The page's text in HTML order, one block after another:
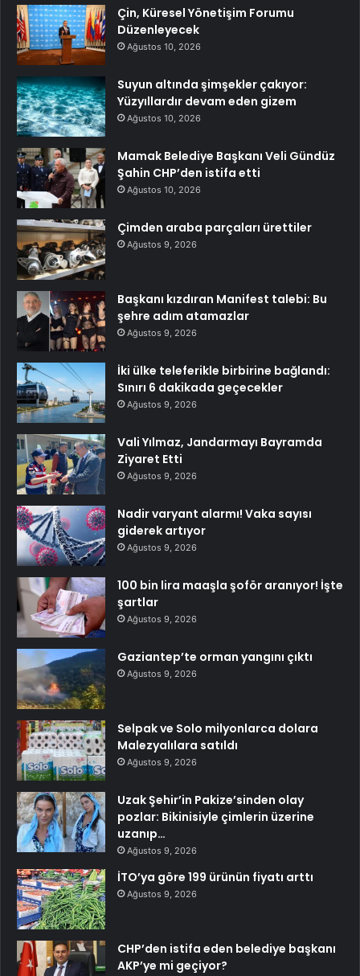
Çin, Küresel Yönetişim Forumu
Düzenleyecek
Ağustos 10, 2026
Suyun altında şimşekler çakıyor:
Yüzyıllardır devam eden gizem
Ağustos 10, 2026
Mamak Belediye Başkanı Veli Gündüz
Şahin CHP’den istifa etti
Ağustos 10, 2026
Çimden araba parçaları ürettiler
Ağustos 9, 2026
Başkanı kızdıran Manifest talebi: Bu
şehre adım atamazlar
Ağustos 9, 2026
İki ülke teleferikle birbirine bağlandı:
Sınırı 6 dakikada geçecekler
Ağustos 9, 2026
Vali Yılmaz, Jandarmayı Bayramda
Ziyaret Etti
Ağustos 9, 2026
Nadir varyant alarmı! Vaka sayısı
giderek artıyor
Ağustos 9, 2026
100 bin lira maaşla şoför aranıyor! İşte
şartlar
Ağustos 9, 2026
Gaziantep’te orman yangını çıktı
Ağustos 9, 2026
Selpak ve Solo milyonlarca dolara
Malezyalılara satıldı
Ağustos 9, 2026
Uzak Şehir’in Pakize’sinden olay
pozlar: Bikinisiyle çimlerin üzerine
uzanıp…
Ağustos 9, 2026
İTO’ya göre 199 ürünün fiyatı arttı
Ağustos 9, 2026
CHP’den istifa eden belediye başkanı
AKP’ye mi geçiyor?